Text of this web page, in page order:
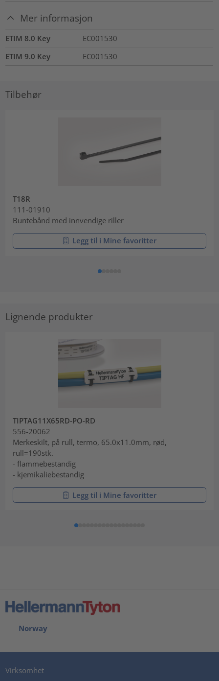
Mer informasjon
ETIM 8.0 Key
EC001530
ETIM 9.0 Key
EC001530
Tilbehør
T18R
111-01910
Buntebånd med innvendige riller
Legg til i Mine favoritter
Lignende produkter
TIPTAG11X65RD-PO-RD
556-20062
Merkeskilt, på rull, termo, 65.0x11.0mm, rød,
rull=190stk.
- flammebestandig
- kjemikaliebestandig
Legg til i Mine favoritter
Norway
Virksomhet